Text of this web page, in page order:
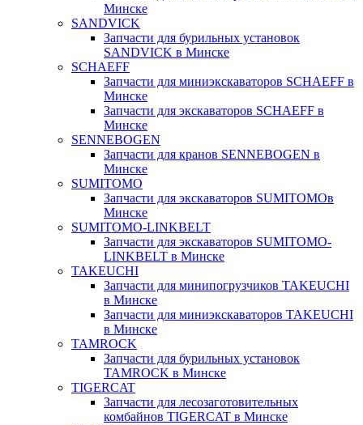
Минске
SANDVICK
Запчасти для бурильных установок
SANDVICK в Минске
SCHAEFF
Запчасти для миниэкскаваторов SCHAEFF в
Минске
Запчасти для экскаваторов SCHAEFF в
Минске
SENNEBOGEN
Запчасти для кранов SENNEBOGEN в
Минске
SUMITOMO
Запчасти для экскаваторов SUMITOMOв
Минске
SUMITOMO-LINKBELT
Запчасти для экскаваторов SUMITOMO-
LINKBELT в Минске
TAKEUCHI
Запчасти для минипогрузчиков TAKEUCHI
в Минске
Запчасти для миниэкскаваторов TAKEUCHI
в Минске
TAMROCK
Запчасти для бурильных установок
TAMROCK в Минске
TIGERCAT
Запчасти для лесозаготовительных
комбайнов TIGERCAT в Минске